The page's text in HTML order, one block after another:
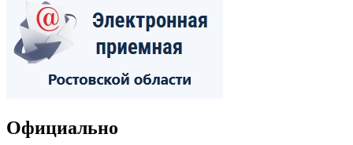
Официально